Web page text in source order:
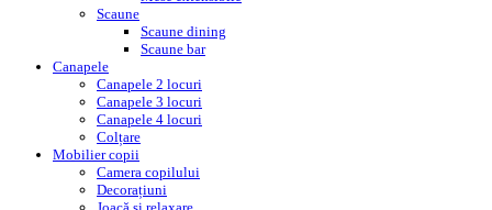
Scaune
Scaune dining
Scaune bar
Canapele
Canapele 2 locuri
Canapele 3 locuri
Canapele 4 locuri
Colțare
Mobilier copii
Camera copilului
Decorațiuni